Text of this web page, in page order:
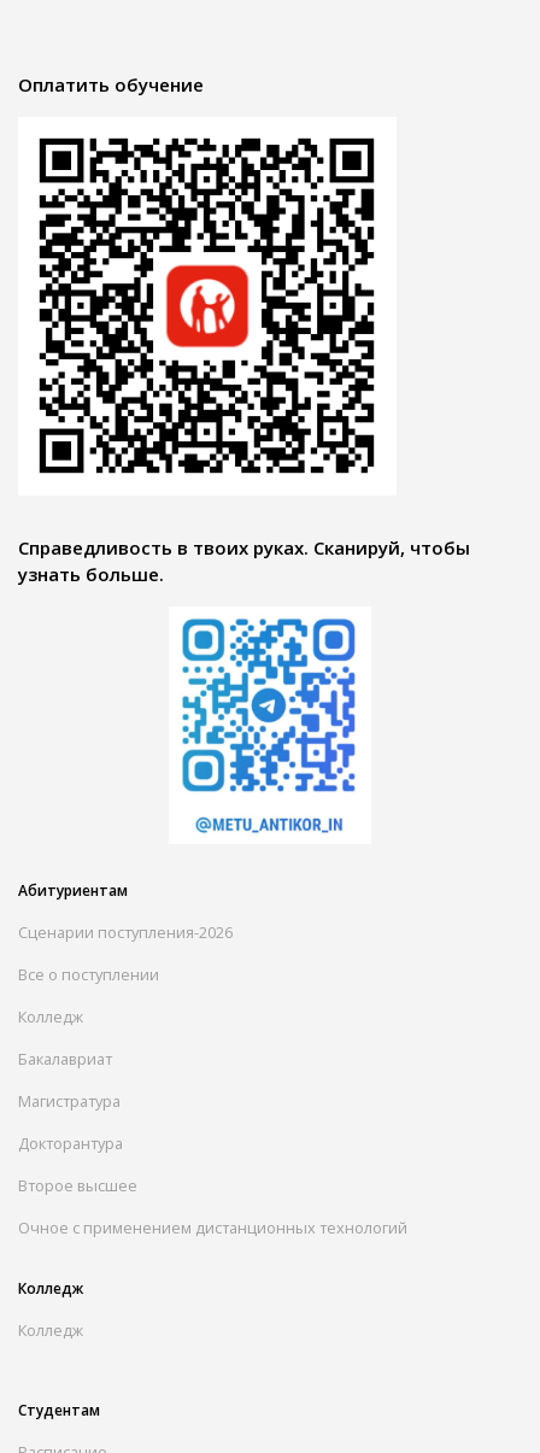
Оплатить обучение
Справедливость в твоих руках. Сканируй, чтобы
узнать больше.
Абитуриентам
Сценарии поступления-2026
Все о поступлении
Колледж
Бакалавриат
Магистратура
Докторантура
Второе высшее
Очное с применением дистанционных технологий
Колледж
Колледж
Студентам